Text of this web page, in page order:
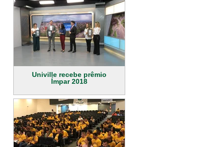
Univille recebe prêmio
Ímpar 2018